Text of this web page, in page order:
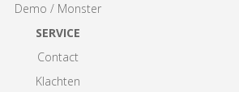
Demo / Monster
SERVICE
Contact
Klachten